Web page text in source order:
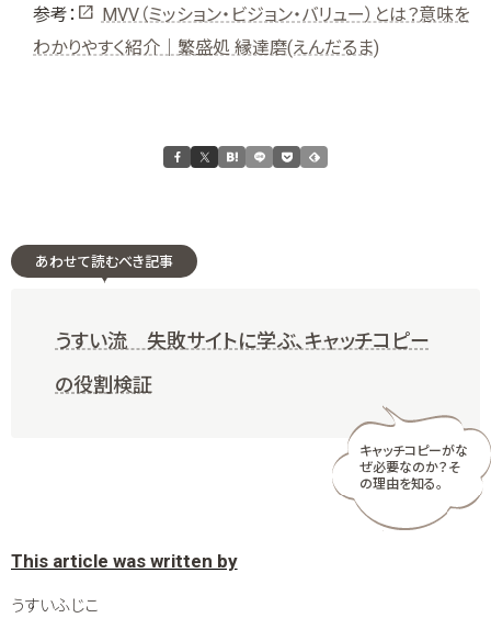
参考：
MVV（ミッション・ビジョン・バリュー）とは？意味を
わかりやすく紹介｜繁盛処 縁達磨(えんだるま)
あわせて読むべき記事
うすい流 失敗サイトに学ぶ、キャッチコピー
の役割検証
キャッチコピーがな
ぜ必要なのか？そ
の理由を知る。
うすいふじこ